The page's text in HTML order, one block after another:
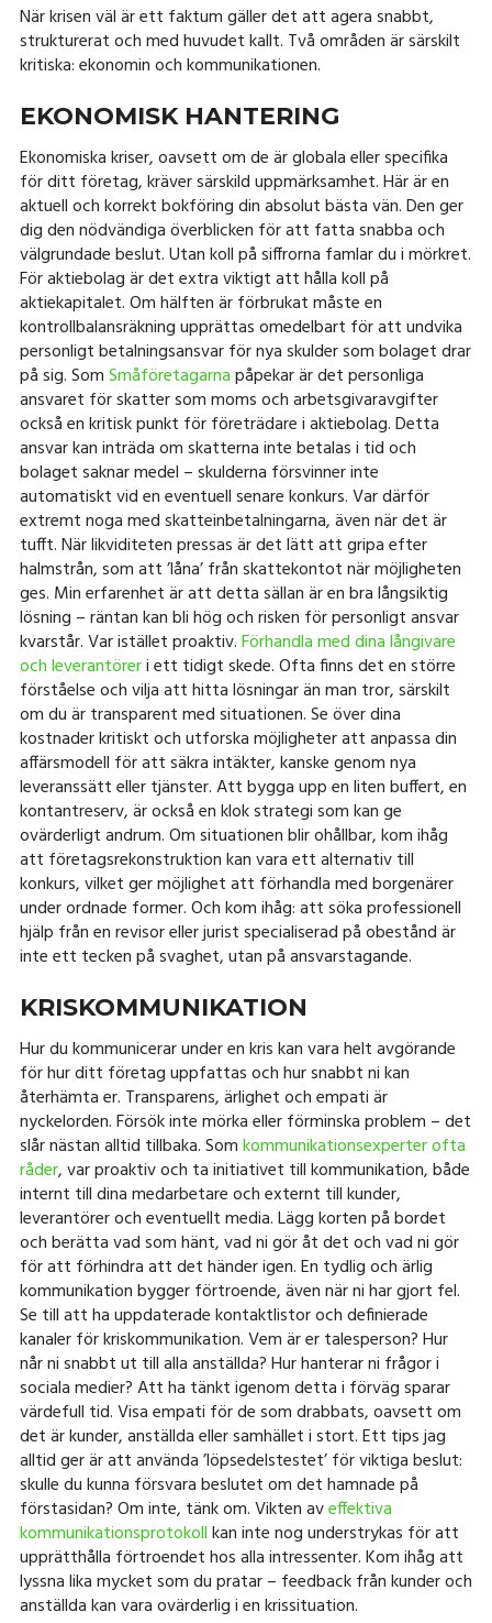
När krisen väl är ett faktum gäller det att agera snabbt,
strukturerat och med huvudet kallt. Två områden är särskilt
kritiska: ekonomin och kommunikationen.
EKONOMISK HANTERING
Ekonomiska kriser, oavsett om de är globala eller specifika
för ditt företag, kräver särskild uppmärksamhet. Här är en
aktuell och korrekt bokföring din absolut bästa vän. Den ger
dig den nödvändiga överblicken för att fatta snabba och
välgrundade beslut. Utan koll på siffrorna famlar du i mörkret.
För aktiebolag är det extra viktigt att hålla koll på
aktiekapitalet. Om hälften är förbrukat måste en
kontrollbalansräkning upprättas omedelbart för att undvika
personligt betalningsansvar för nya skulder som bolaget drar
på sig. SomSmåföretagarnapåpekar är det personliga
ansvaret för skatter som moms och arbetsgivaravgifter
också en kritisk punkt för företrädare i aktiebolag. Detta
ansvar kan inträda om skatterna inte betalas i tid och
bolaget saknar medel – skulderna försvinner inte
automatiskt vid en eventuell senare konkurs. Var därför
extremt noga med skatteinbetalningarna, även när det är
tufft. När likviditeten pressas är det lätt att gripa efter
halmstrån, som att ’låna’ från skattekontot när möjligheten
ges. Min erfarenhet är att detta sällan är en bra långsiktig
lösning – räntan kan bli hög och risken för personligt ansvar
kvarstår. Var istället proaktiv.Förhandla med dina långivare
och leverantöreri ett tidigt skede. Ofta finns det en större
förståelse och vilja att hitta lösningar än man tror, särskilt
om du är transparent med situationen. Se över dina
kostnader kritiskt och utforska möjligheter att anpassa din
affärsmodell för att säkra intäkter, kanske genom nya
leveranssätt eller tjänster. Att bygga upp en liten buffert, en
kontantreserv, är också en klok strategi som kan ge
ovärderligt andrum. Om situationen blir ohållbar, kom ihåg
att företagsrekonstruktion kan vara ett alternativ till
konkurs, vilket ger möjlighet att förhandla med borgenärer
under ordnade former. Och kom ihåg: att söka professionell
hjälp från en revisor eller jurist specialiserad på obestånd är
inte ett tecken på svaghet, utan på ansvarstagande.
KRISKOMMUNIKATION
Hur du kommunicerar under en kris kan vara helt avgörande
för hur ditt företag uppfattas och hur snabbt ni kan
återhämta er. Transparens, ärlighet och empati är
nyckelorden. Försök inte mörka eller förminska problem – det
slår nästan alltid tillbaka. Somkommunikationsexperter ofta
råder, var proaktiv och ta initiativet till kommunikation, både
internt till dina medarbetare och externt till kunder,
leverantörer och eventuellt media. Lägg korten på bordet
och berätta vad som hänt, vad ni gör åt det och vad ni gör
för att förhindra att det händer igen. En tydlig och ärlig
kommunikation bygger förtroende, även när ni har gjort fel.
Se till att ha uppdaterade kontaktlistor och definierade
kanaler för kriskommunikation. Vem är er talesperson? Hur
når ni snabbt ut till alla anställda? Hur hanterar ni frågor i
sociala medier? Att ha tänkt igenom detta i förväg sparar
värdefull tid. Visa empati för de som drabbats, oavsett om
det är kunder, anställda eller samhället i stort. Ett tips jag
alltid ger är att använda ’löpsedelstestet’ för viktiga beslut:
skulle du kunna försvara beslutet om det hamnade på
förstasidan? Om inte, tänk om. Vikten aveffektiva
kommunikationsprotokollkan inte nog understrykas för att
upprätthålla förtroendet hos alla intressenter. Kom ihåg att
lyssna lika mycket som du pratar – feedback från kunder och
anställda kan vara ovärderlig i en krissituation.